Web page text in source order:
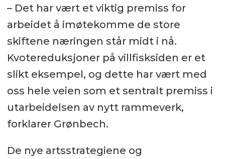
– Det har vært et viktig premiss for
arbeidet å imøtekomme de store
skiftene næringen står midt i nå.
Kvotereduksjoner på villfisksiden er et
slikt eksempel, og dette har vært med
oss hele veien som et sentralt premiss i
utarbeidelsen av nytt rammeverk,
forklarer Grønbech.
De nye artsstrategiene og